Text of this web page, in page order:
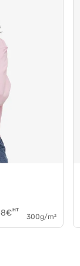
€HT
300g/m²